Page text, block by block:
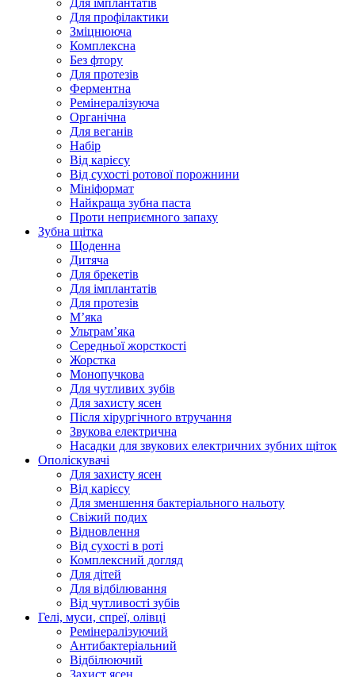
Для профілактики
Зміцнююча
Комплексна
Без фтору
Для протезів
Ферментна
Ремінералізуюча
Органічна
Для веганів
Набір
Від карієсу
Від сухості ротової порожнини
Мініформат
Найкраща зубна паста
Проти неприємного запаху
Зубна щітка
Щоденна
Дитяча
Для брекетів
Для імплантатів
Для протезів
Мʼяка
Ультрамʼяка
Середньої жорсткості
Жорстка
Монопучкова
Для чутливих зубів
Для захисту ясен
Після хірургічного втручання
Звукова електрична
Насадки для звукових електричних зубних щіток
Ополіскувачі
Для захисту ясен
Від карієсу
Для зменшення бактеріального нальоту
Свіжий подих
Відновлення
Від сухості в роті
Комплексний догляд
Для дітей
Для відбілювання
Від чутливості зубів
Гелі, муси, спреї, олівці
Ремінералізуючий
Антибактеріальний
Відбілюючий
Захист ясен